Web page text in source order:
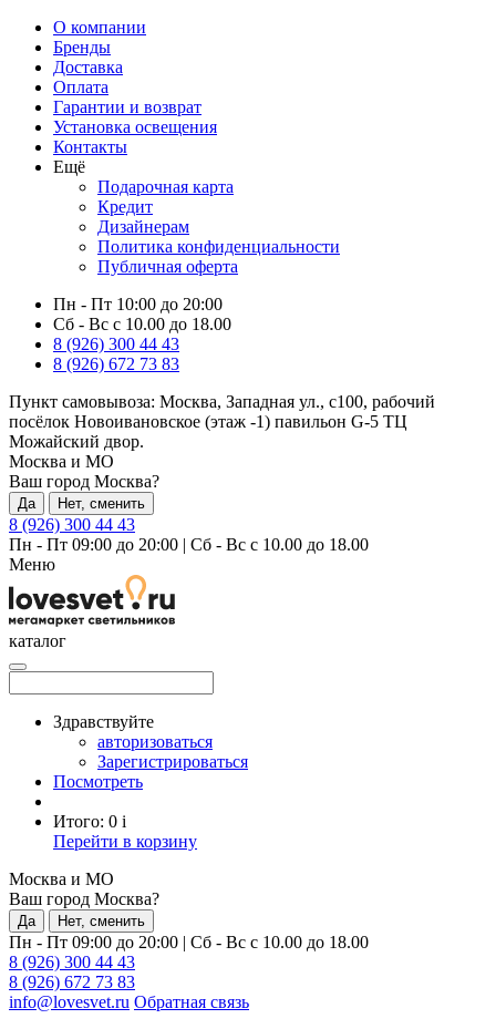
О компании
Бренды
Доставка
Оплата
Гарантии и возврат
Установка освещения
Контакты
Ещё
Подарочная карта
Кредит
Дизайнерам
Политика конфиденциальности
Публичная оферта
Пн - Пт 10:00 до 20:00
Сб - Вс с 10.00 до 18.00
8 (926) 300 44 43
8 (926) 672 73 83
Пункт самовывоза: Москва, Западная ул., с100, рабочий
посёлок Новоивановское (этаж -1) павильон G-5 ТЦ
Можайский двор.
Москва и МО
Ваш город Москва?
Да Нет, сменить
8 (926) 300 44 43
Пн - Пт 09:00 до 20:00 | Сб - Вс с 10.00 до 18.00
Меню
каталог
Здравствуйте
авторизоваться
Зарегистрироваться
Посмотреть
Итого: 0 i
Перейти в корзину
Москва и МО
Ваш город Москва?
Да Нет, сменить
Пн - Пт 09:00 до 20:00 | Сб - Вс с 10.00 до 18.00
8 (926) 300 44 43
8 (926) 672 73 83
info@lovesvet.ru Обратная связь